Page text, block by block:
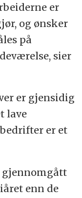
er
og ønsker
på
sier
er gjensidig
lave
er et
enn de